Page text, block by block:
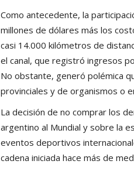
Como antecedente, la
millones de dólares más los
casi 14.000 kilómetros de
el canal, que registró ingresos
No obstante, generó polémica
provinciales y de organismos o
La decisión de no comprar los
argentino al Mundial y sobre la
eventos deportivos
cadena iniciada hace más de